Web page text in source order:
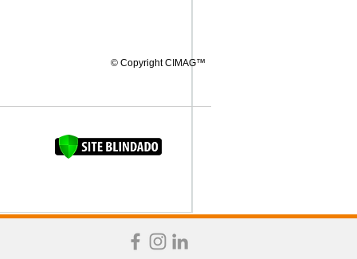
© Copyright CIMAG™